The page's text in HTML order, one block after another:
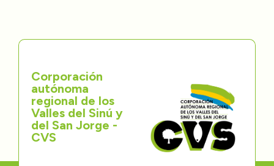
Participa
Trámites y Servicios
Contáctenos
Corporación
autónoma
regional de los
Valles del Sinú y
del San Jorge -
CVS